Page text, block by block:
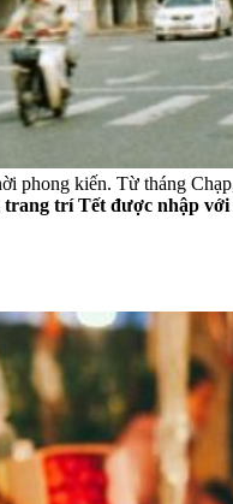
phong kiến. Từ tháng
trang trí Tết được nhập